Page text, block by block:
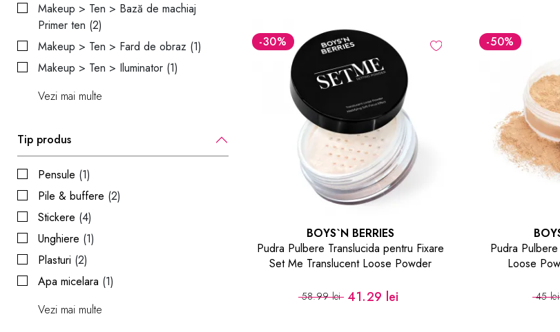
Makeup > Ten > Bază de machiaj
Primer ten (2)
Makeup > Ten > Fard de obraz (1)
Makeup > Ten > Iluminator (1)
Vezi mai multe
Tip produs
Pensule (1)
Pile & buffere (2)
Stickere (4)
Unghiere (1)
Plasturi (2)
Apa micelara (1)
Vezi mai multe
-30%
BOYS`N BERRIES
Pudra Pulbere Translucida pentru Fixare
Set Me Translucent Loose Powder
58.99 lei 41.29 lei
-50%
Pudra
Loose
45 lei